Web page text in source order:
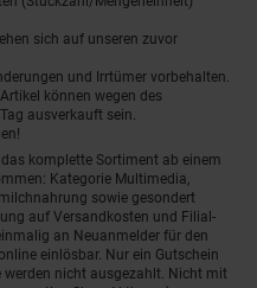
sich auf unseren zuvor
und Irrtümer vorbehalten.
können wegen des
ausverkauft sein.
komplette Sortiment ab einem
Kategorie Multimedia,
sowie gesondert
auf Versandkosten und Filial-
an Neuanmelder für den
einlösbar. Nur ein Gutschein
werden nicht ausgezahlt. Nicht mit